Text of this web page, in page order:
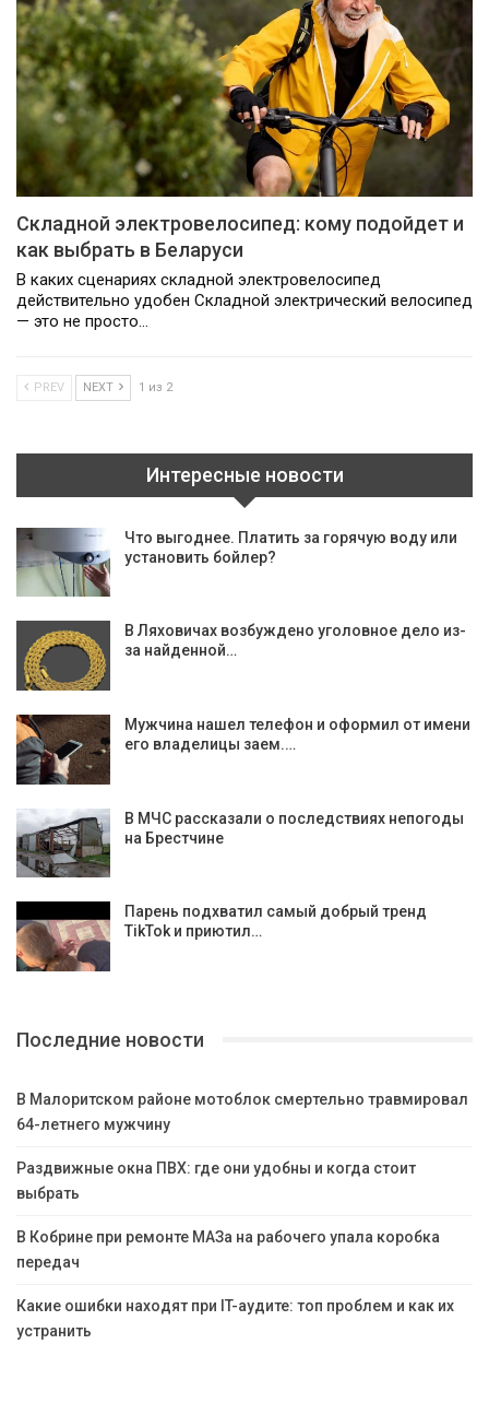
Складной электровелосипед: кому подойдет и
как выбрать в Беларуси
В каких сценариях складной электровелосипед
действительно удобен Складной электрический велосипед
— это не просто…
PREV NEXT 1 из 2
Интересные новости
Что выгоднее. Платить за горячую воду или
установить бойлер?
В Ляховичах возбуждено уголовное дело из-
за найденной…
Мужчина нашел телефон и оформил от имени
его владелицы заем.…
В МЧС рассказали о последствиях непогоды
на Брестчине
Парень подхватил самый добрый тренд
TikTok и приютил…
Последние новости
В Малоритском районе мотоблок смертельно травмировал
64-летнего мужчину
Раздвижные окна ПВХ: где они удобны и когда стоит
выбрать
В Кобрине при ремонте МАЗа на рабочего упала коробка
передач
Какие ошибки находят при IT-аудите: топ проблем и как их
устранить